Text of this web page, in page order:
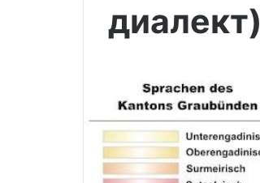
диалект)